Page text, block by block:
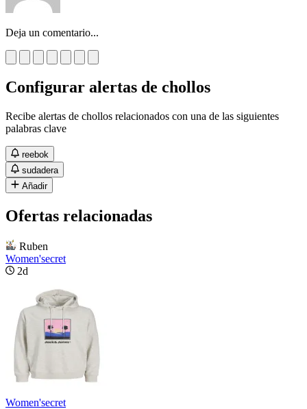
Deja un comentario...
Configurar alertas de chollos
Recibe alertas de chollos relacionados con una de las siguientes
palabras clave
reebok
sudadera
Añadir
Ofertas relacionadas
Ruben
Women'secret
2d
Women'secret